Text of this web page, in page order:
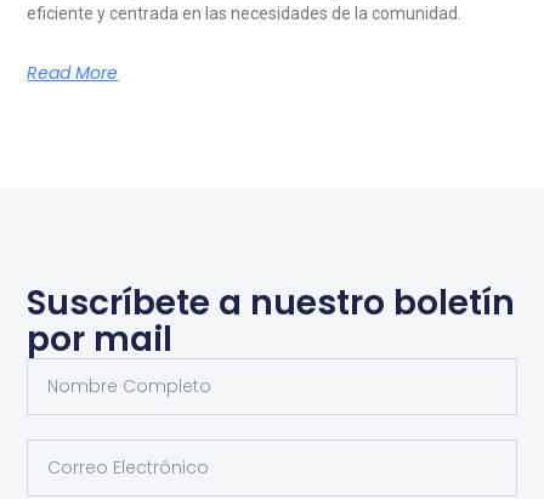
eficiente y centrada en las necesidades de la comunidad.
Read More
Suscríbete a nuestro boletín
por mail